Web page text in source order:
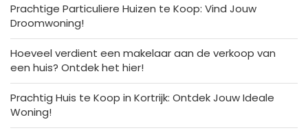
Prachtige Particuliere Huizen te Koop: Vind Jouw
Droomwoning!
Hoeveel verdient een makelaar aan de verkoop van
een huis? Ontdek het hier!
Prachtig Huis te Koop in Kortrijk: Ontdek Jouw Ideale
Woning!